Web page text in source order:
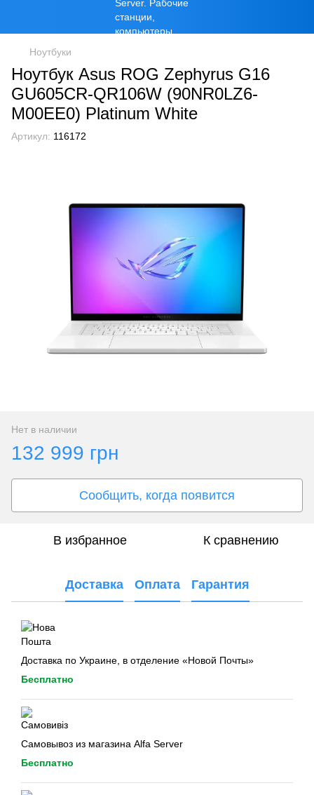
Ноутбуки
Ноутбук Asus ROG Zephyrus G16
GU605CR-QR106W (90NR0LZ6-
M00EE0) Platinum White
Артикул: 116172
Нет в наличии
132 999 грн
Сообщить, когда появится
В избранное К сравнению
Доставка Оплата Гарантия
Доставка по Украине, в отделение «Новой Почты»
Бесплатно
Самовывоз из магазина Alfa Server
Бесплатно